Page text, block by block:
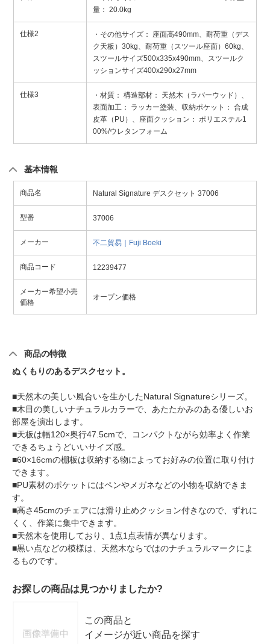
量： 20.0kg
仕様2
・その他サイズ： 座面高490mm、耐荷重（デス
ク天板）30kg、耐荷重（スツール座面）60kg、
スツールサイズ500x335x490mm、スツールク
ッションサイズ400x290x27mm
仕様3
・材質： 構造部材： 天然木（ラバーウッド）、
表面加工： ラッカー塗装、収納ポケット： 合成
皮革（PU）、座面クッション： ポリエステル1
00%/ウレタンフォーム
基本情報
商品名 Natural Signature デスクセット 37006
型番 37006
メーカー 不二貿易｜Fuji Boeki
商品コード 12239477
メーカー希望小売
価格
オープン価格
商品の特徴
ぬくもりのあるデスクセット。
■天然木の美しい風合いを生かしたNatural Signatureシリーズ。
■木目の美しいナチュラルカラーで、あたたかみのある優しいお
部屋を演出します。
■天板は幅120×奥行47.5cmで、コンパクトながら効率よく作業
できるちょうどいいサイズ感。
■60×16cmの棚板は収納する物によってお好みの位置に取り付け
できます。
■PU素材のポケットにはペンやメガネなどの小物を収納できま
す。
■高さ45cmのチェアには滑り止めクッション付きなので、ずれに
くく、作業に集中できます。
■天然木を使用しており、1点1点表情が異なります。
■黒い点などの模様は、天然木ならではのナチュラルマークによ
るものです。
お探しの商品は見つかりましたか?
この商品と
イメージが近い商品を探す